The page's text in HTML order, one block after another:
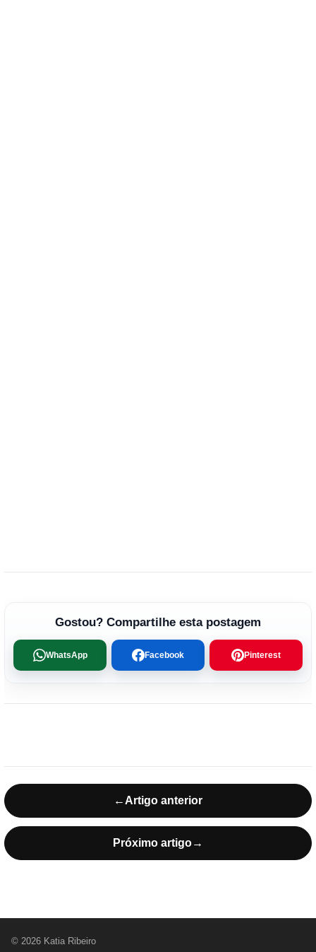
Gostou? Compartilhe esta postagem
WhatsApp Facebook Pinterest
← Artigo anterior
Próximo artigo→
© 2026 Katia Ribeiro